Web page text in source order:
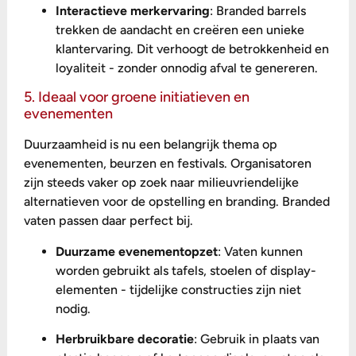
Interactieve merkervaring: Branded barrels
trekken de aandacht en creëren een unieke
klantervaring. Dit verhoogt de betrokkenheid en
loyaliteit - zonder onnodig afval te genereren.
5. Ideaal voor groene initiatieven en
evenementen
Duurzaamheid is nu een belangrijk thema op
evenementen, beurzen en festivals. Organisatoren
zijn steeds vaker op zoek naar milieuvriendelijke
alternatieven voor de opstelling en branding. Branded
vaten passen daar perfect bij.
Duurzame evenementopzet: Vaten kunnen
worden gebruikt als tafels, stoelen of display-
elementen - tijdelijke constructies zijn niet
nodig.
Herbruikbare decoratie: Gebruik in plaats van